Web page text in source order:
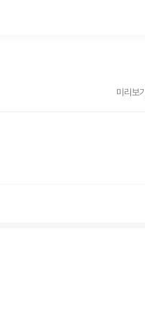
미리보기